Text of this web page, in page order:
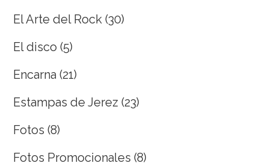
El Arte del Rock (30)
El disco (5)
Encarna (21)
Estampas de Jerez (23)
Fotos (8)
Fotos Promocionales (8)